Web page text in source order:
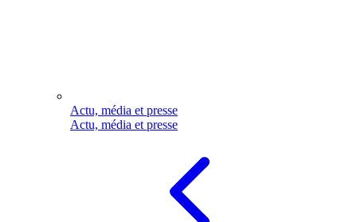
Actu, média et presse
Actu, média et presse